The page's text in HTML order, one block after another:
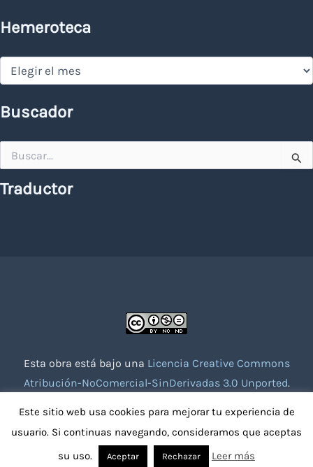
Hemeroteca
Hemeroteca
Buscador
por:
Traductor
Esta obra está bajo una Licencia Creative Commons
Atribución-NoComercial-SinDerivadas 3.0 Unported.
Este sitio web usa cookies para mejorar tu experiencia de
usuario. Si continuas navegando, consideramos que aceptas
su uso.
Aceptar Rechazar Leer más